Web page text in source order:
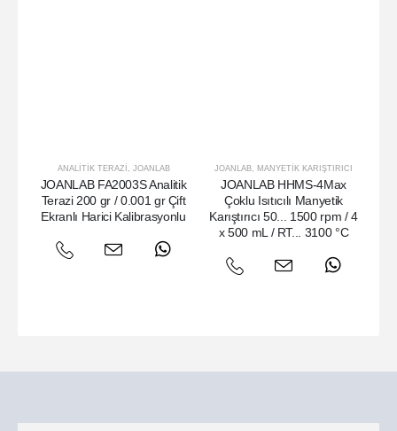
ANALITIK TERAZI JOANLAB
JOANLAB FA2003S Analitik
Terazi 200 gr / 0.001 gr Çift
Ekranlı Harici Kalibrasyonlu
JOANLAB MANYETIK KARIŞTIRICI
JOANLAB HHMS-4Max
Çoklu Isıtıcılı Manyetik
Karıştırıcı 50... 1500 rpm / 4
x 500 mL / RT... 3100 °C